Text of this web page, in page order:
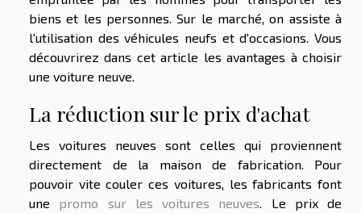
biens et les personnes. Sur le marché, on assiste à
l'utilisation des véhicules neufs et d'occasions. Vous
découvrirez dans cet article les avantages à choisir
une voiture neuve.
La réduction sur le prix d'achat
Les voitures neuves sont celles qui proviennent
directement de la maison de fabrication. Pour
pouvoir vite couler ces voitures, les fabricants font
une promo sur les voitures neuves . Le prix de